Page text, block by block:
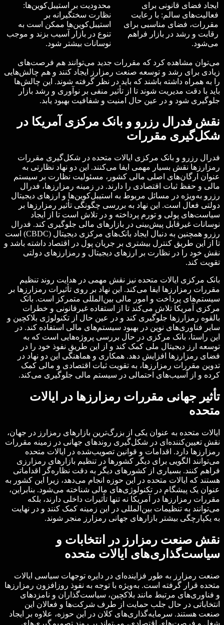
ایجاد فضای قانونی برای
فعالیت‌های سالم: با رعایت
مقررات، فضای مناسبی برای
رقابت و رشد در بازار فراهم
می‌شود.
محدودیت بر استیبل‌کوین‌ها:
نظارت سختگیرانه بر
استیبل‌کوین‌ها ممکن است به
تنوع در بازار آسیب بزند و موجب
نوسانات بیشتر شود.
می‌توان مشاهده کرد که مقررات جدید می‌توانند هم فرصت‌های
زیادی برای رشد و توسعه صنعت رمزارز ایجاد کنند و هم چالش‌هایی
را به همراه داشته باشند که باید در نظر گرفته شوند. این چالش‌ها
باید با دقت مدیریت شوند تا از تأثیر منفی بر نوآوری و رشد بازار
جلوگیری شود و در عین حال امنیت و شفافیت بهبود یابد.
نقش فدرال رزرو و بانک مرکزی آمریکا در
شکل‌گیری مقررات
فدرال رزرو و بانک مرکزی ایالات متحده در شکل‌گیری مقررات
رمزارزها نقش بسیار مهمی ایفا می‌کنند. این دو نهاد نظارتی به
عنوان ارگان‌های اصلی مالی کشور، مسئولیت نظارت بر سیستم
مالی و حفظ ثبات اقتصادی را دارند. در زمینه رمزارزها، فدرال
رزرو به‌ویژه در مسائل مربوط به استیبل‌کوین‌ها و ارزهای دیجیتال
دولتی فعال است. این نهاد به بررسی چگونگی تأثیر رمزارزها بر
سیاست‌های پولی و تورم پرداخته و در تلاش است تا از ایجاد
نوسانات غیرقابل پیش‌بینی در بازارهای مالی جلوگیری کند. فدرال
رزرو همچنین به دنبال ایجاد بانک‌های مرکزی دیجیتال (CBDC) است
تا از این طریق کنترل بیشتری بر جریان پول در اقتصاد داشته باشد و
نقش خود را در نظارت بر ارزهای دیجیتال و رمزارزهای دولتی
تقویت کند.
بانک مرکزی ایالات متحده نیز نقش مهمی در هدایت روند تنظیم
مقررات رمزارزها ایفا می‌کند. این نهاد بر روی تأثیرات رمزارزها بر
سیستم‌های پرداخت و امور مالی بین‌المللی متمرکز است. بانک
مرکزی آمریکا تلاش می‌کند تا از استفاده غیرقانونی و خطرات
بالقوه رمزارزها جلوگیری کند و در عین حال از تکنولوژی بلاکچین و
سایر فناوری‌های نوین در بهبود سیستم‌های مالی استفاده کند. در
این راستا، بانک مرکزی در حال بررسی پروژه‌هایی است که به
توسعه ارز دیجیتال ملی کمک کند و از این طریق نفوذ خود را در
فضای رمزارزها افزایش دهد. همکاری و هماهنگی این دو نهاد در
تدوین مقررات رمزارزها، به تقویت ثبات اقتصادی و مالی کمک
کرده و از آسیب‌های احتمالی در سیستم مالی جلوگیری می‌کند.
تأثیر جهانی مقررات رمزارزها در ایالات
متحده
ایالات متحده به عنوان یکی از بزرگ‌ترین بازارهای رمزارز در جهان،
نقش تعیین‌کننده‌ای در شکل‌گیری روندهای جهانی در زمینه مقررات
رمزارزها دارد. اقدامات و قوانین تصویب‌شده در ایالات متحده
می‌توانند الگویی برای دیگر کشورها در تنظیم بازارهای رمزارزی
فراهم کنند. بسیاری از کشورهای دیگر به دقت نظاره‌گر اقداماتی
هستند که ایالات متحده در این حوزه انجام می‌دهد، زیرا این کشور به
عنوان یک پیشگام در تکنولوژی‌های مالی شناخته می‌شود. بنابراین،
مقررات رمزارزها در آمریکا نه تنها تأثیرات داخلی دارند، بلکه
می‌توانند به تنظیمات بین‌المللی در این زمینه کمک کنند و در نهایت
به یکپارچگی بیشتر بازارهای جهانی رمزارز منجر شوند.
نقش صنعت رمزارز در انتخابات و
سیاست‌گذاری‌های ایالات متحده
صنعت رمزارز به طور فزاینده‌ای در دایره توجهات سیاسی ایالات
متحده قرار گرفته است. به‌ویژه با توجه به نفوذ روزافزون رمزارزها
و فناوری‌های مرتبط مانند بلاکچین، سیاست‌گذاران و نامزدهای
انتخاباتی در حال جلب حمایت از طرف شرکت‌ها و فعالان این
صنعت هستند. سرمایه‌گذاری‌های کلان در این حوزه، علاوه بر ایجاد
شغل و فرصت‌های اقتصادی، می‌تواند بر روند تصمیم‌گیری‌های